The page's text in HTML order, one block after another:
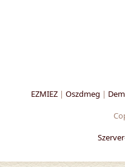
EZMIEZ| Oszdmeg |